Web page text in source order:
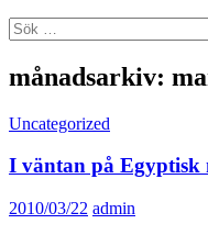
Sök
efter:
månadsarkiv:
Uncategorized
I väntan på
2010/03/22 admin